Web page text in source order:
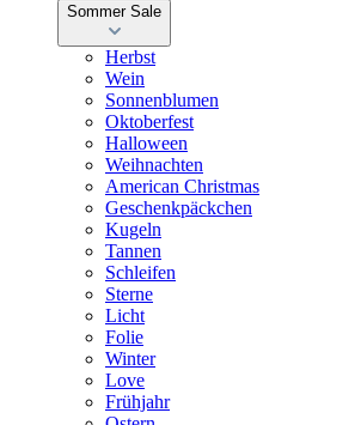
Sommer Sale
Herbst
Wein
Sonnenblumen
Oktoberfest
Halloween
Weihnachten
American Christmas
Geschenkpäckchen
Kugeln
Tannen
Schleifen
Sterne
Licht
Folie
Winter
Love
Frühjahr